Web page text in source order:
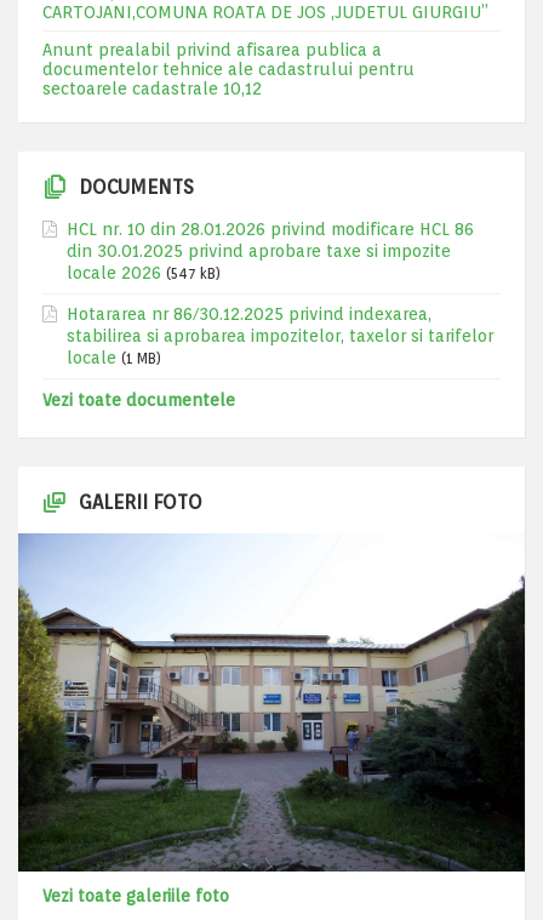
CARTOJANI,COMUNA ROATA DE JOS ,JUDETUL GIURGIU”
Anunt prealabil privind afisarea publica a
documentelor tehnice ale cadastrului pentru
sectoarele cadastrale 10,12
DOCUMENTS
HCL nr. 10 din 28.01.2026 privind modificare HCL 86
din 30.01.2025 privind aprobare taxe si impozite
locale 2026 (547 kB)
Hotararea nr 86/30.12.2025 privind indexarea,
stabilirea si aprobarea impozitelor, taxelor si tarifelor
locale (1 MB)
Vezi toate documentele
GALERII FOTO
Vezi toate galeriile foto